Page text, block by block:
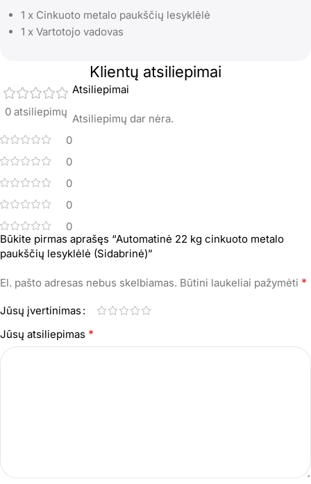
1 x Cinkuoto metalo paukščių lesyklėlė
1 x Vartotojo vadovas
Klientų atsiliepimai
0 atsiliepimų
0
0
0
0
0
Atsiliepimai
Atsiliepimų dar nėra.
Būkite pirmas aprašęs “Automatinė 22 kg cinkuoto metalo
paukščių lesyklėlė (Sidabrinė)”
El. pašto adresas nebus skelbiamas. Būtini laukeliai pažymėti *
Jūsų įvertinimas
Jūsų atsiliepimas *